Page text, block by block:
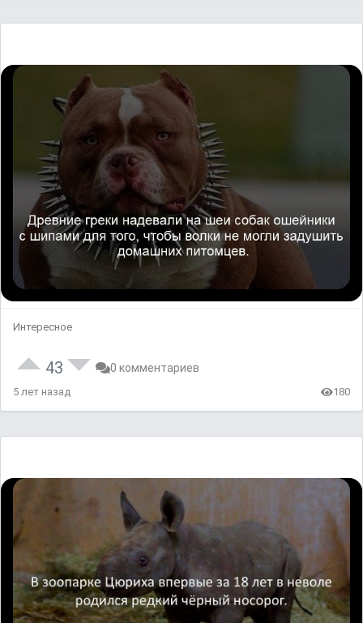
Интересное
43 0 комментариев
5 лет назад 180